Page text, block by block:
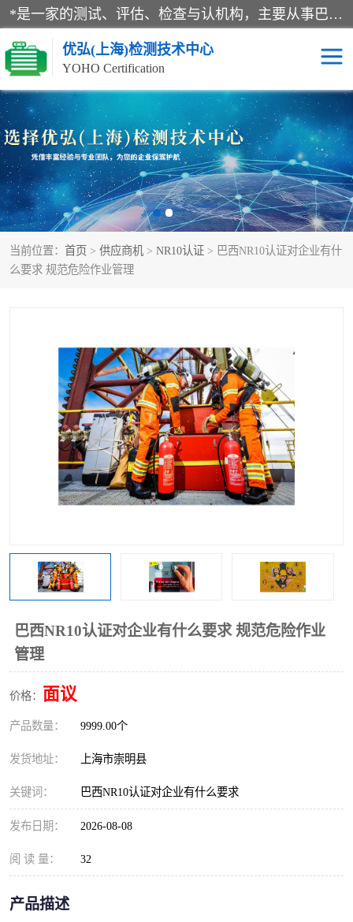
*是一家的测试、评估、检查与认机构，主要从事巴西NR10认证、NR12认证、NR13认证；ANATEL认证、INMTRO认证，欧盟CE认证：MD认证，PED认证，MID认证，ATEX认证，德国蓝色天使认证。
优弘(上海)检测技术中心
YOHO Certification
当前位置： 首页 > 供应商机 > NR10认证 > 巴西NR10认证对企业有什
么要求 规范危险作业管理
巴西NR10认证对企业有什么要求 规范危险作业
管理
价格： 面议
产品数量： 9999.00个
发货地址： 上海市崇明县
关键词： 巴西NR10认证对企业有什么要求
发布日期： 2026-08-08
阅 读 量： 32
产品描述
RECYCLASS认证 NR10认证
NR12认证 NR13认证
ART认证 巴西NR认证
巴西认证 RETIE认证